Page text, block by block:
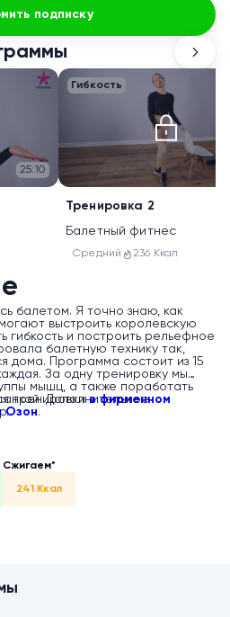
подписку
25:10
Гибкость
Тренировка 2
Балетный фитнес
Средний 236 Ккал
балетом. Я точно знаю, как
выстроить королевскую
гибкость и построить рельефное
балетную технику так,
дома. Программа состоит из 15
За одну тренировку мы
мышц, а также поработать
Дополнительное
тренировкив фирменном
Озон.
Сжигаем*
241 Ккал